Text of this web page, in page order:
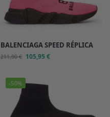
BALENCIAGA SPEED RÉPLICA
211,90€ 105,95€
-50%